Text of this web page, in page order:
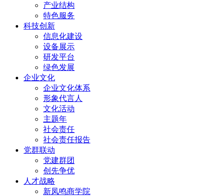
产业结构
特色服务
科技创新
信息化建设
设备展示
研发平台
绿色发展
企业文化
企业文化体系
形象代言人
文化活动
主题年
社会责任
社会责任报告
党群联动
党建群团
创先争优
人才战略
新凤鸣商学院